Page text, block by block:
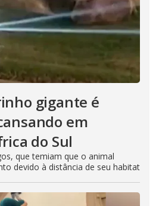
gigante é
em
do Sul
que temiam que o animal
devido à distância de seu habitat